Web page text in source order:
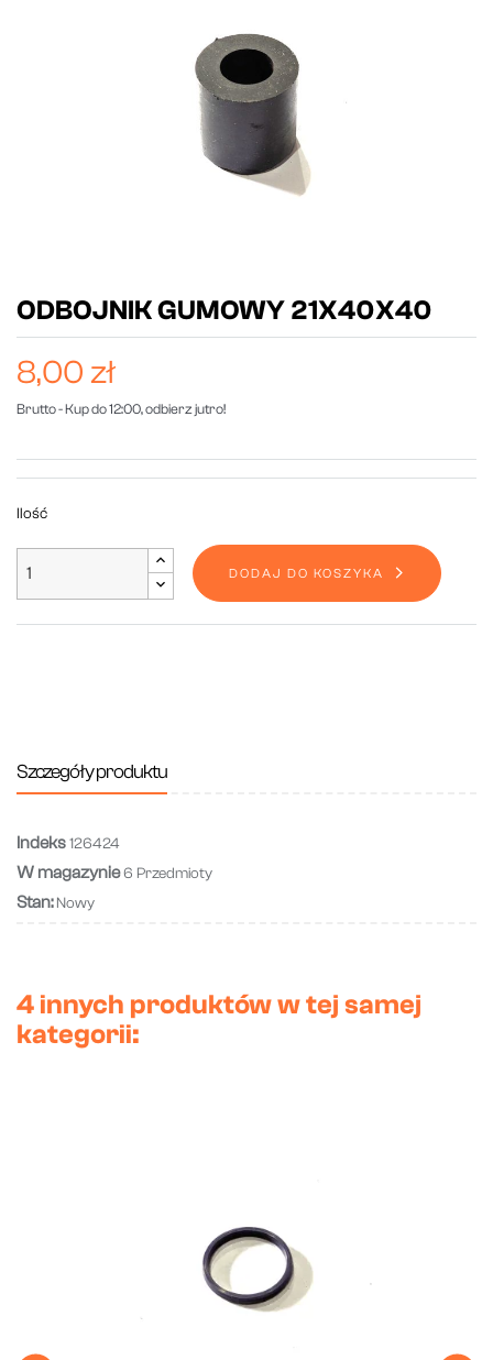
ODBOJNIK GUMOWY 21X40X40
8,00 zł
Brutto- Kup do 12:00, odbierz jutro!
Ilość
DODAJ DO KOSZYKA
Szczegóły produktu
Indeks126424
W magazynie6 Przedmioty
Stan: Nowy
4 innych produktów w tej samej
kategorii: